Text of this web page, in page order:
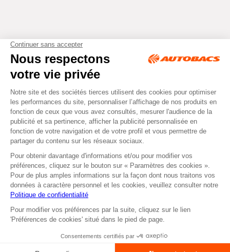
Non disponible en
ou
Non disponible en retrait
Tous droits réservés © Autobacs
Mentions légales RGPD
Cookies CGV
Facebook Instagram